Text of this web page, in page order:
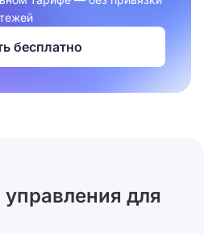
бесплатно
для